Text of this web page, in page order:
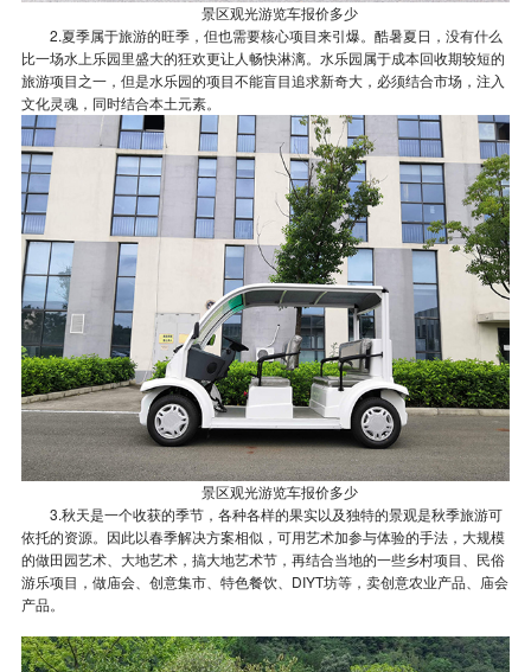
景区观光游览车报价多少
2.夏季属于旅游的旺季，但也需要核心项目来引爆。酷暑夏日，没有什么
比一场水上乐园里盛大的狂欢更让人畅快淋漓。水乐园属于成本回收期较短的
旅游项目之一，但是水乐园的项目不能盲目追求新奇大，必须结合市场，注入
文化灵魂，同时结合本土元素。
景区观光游览车报价多少
3.秋天是一个收获的季节，各种各样的果实以及独特的景观是秋季旅游可
依托的资源。因此以春季解决方案相似，可用艺术加参与体验的手法，大规模
的做田园艺术、大地艺术，搞大地艺术节，再结合当地的一些乡村项目、民俗
游乐项目，做庙会、创意集市、特色餐饮、DIYT坊等，卖创意农业产品、庙会
产品。